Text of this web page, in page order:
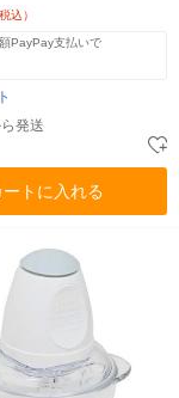
込）
PayPay支払いで
発送
ートに入れる